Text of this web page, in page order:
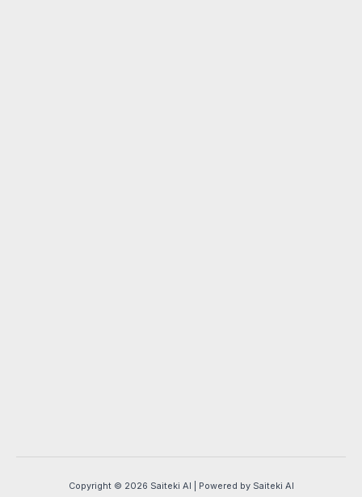
Copyright © 2026 Saiteki AI | Powered by Saiteki AI